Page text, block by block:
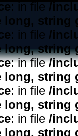
: in file/
long, string
: in file /
long, string
: in file/
long, string
: in file /
long, string
: in file /
long, string